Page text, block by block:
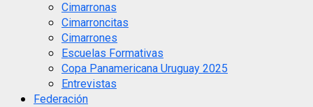
Cimarronas
Cimarroncitas
Cimarrones
Escuelas Formativas
Copa Panamericana Uruguay 2025
Entrevistas
Federación